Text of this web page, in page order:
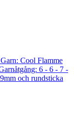
Cool Flamme
6 - 6 - 7 -
och rundsticka